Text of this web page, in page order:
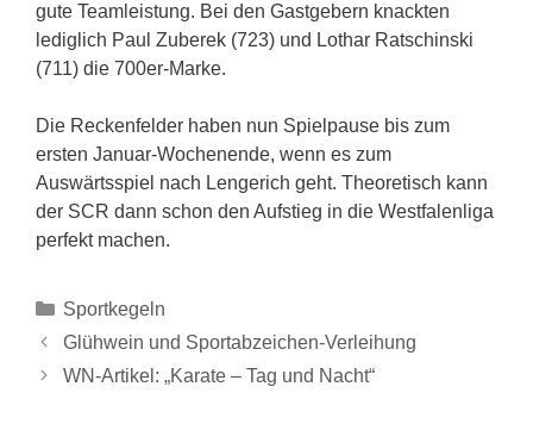
gute Teamleistung. Bei den Gastgebern knackten
lediglich Paul Zuberek (723) und Lothar Ratschinski
(711) die 700er-Marke.
Die Reckenfelder haben nun Spielpause bis zum
ersten Januar-Wochenende, wenn es zum
Auswärtsspiel nach Lengerich geht. Theoretisch kann
der SCR dann schon den Aufstieg in die Westfalenliga
perfekt machen.
Sportkegeln
Glühwein und Sportabzeichen-Verleihung
WN-Artikel: „Karate – Tag und Nacht“